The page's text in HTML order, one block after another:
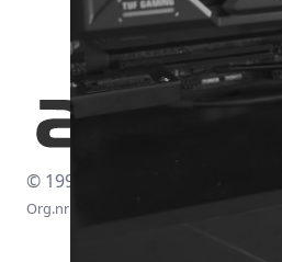
© 1997-2026
Org.nr: 556438-4260